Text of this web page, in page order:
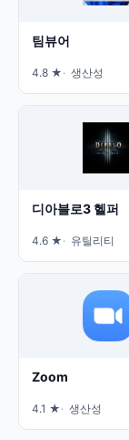
팀뷰어
4.8 ★ 생산성
디아블로3 헬퍼
4.6 ★ 유틸리티
Zoom
4.1 ★ 생산성